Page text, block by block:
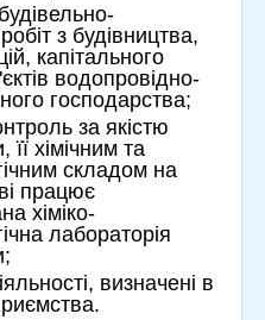
з будівництва,
капітального
водопровідно-
господарства;
за якістю
її хімічним та
складом на
працює
хіміко-
лабораторія
визначені в